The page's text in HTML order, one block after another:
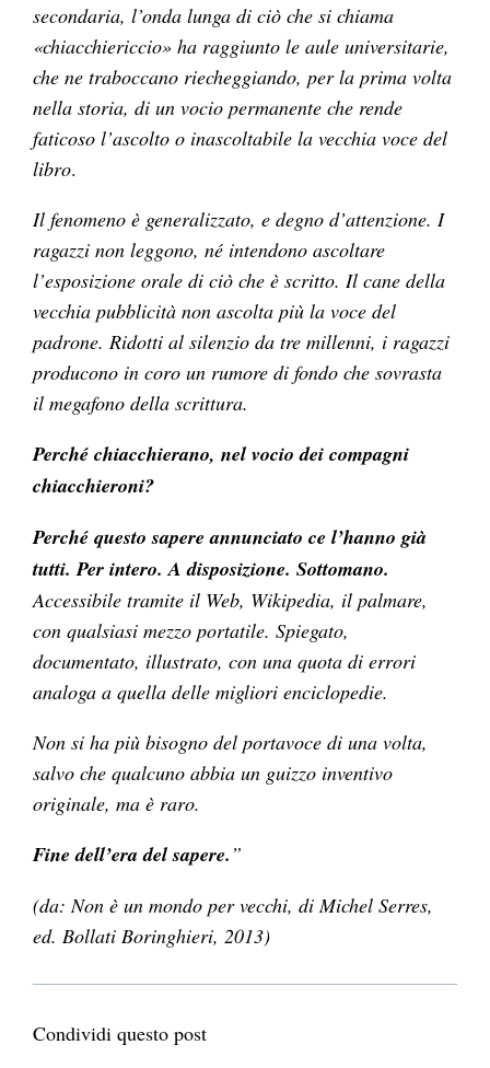
secondaria, l’onda lunga di ciò che si chiama
«chiacchiericcio» ha raggiunto le aule universitarie,
che ne traboccano riecheggiando, per la prima volta
nella storia, di un vocio permanente che rende
faticoso l’ascolto o inascoltabile la vecchia voce del
libro.
Il fenomeno è generalizzato, e degno d’attenzione. I
ragazzi non leggono, né intendono ascoltare
l’esposizione orale di ciò che è scritto. Il cane della
vecchia pubblicità non ascolta più la voce del
padrone. Ridotti al silenzio da tre millenni, i ragazzi
producono in coro un rumore di fondo che sovrasta
il megafono della scrittura.
Perché chiacchierano, nel vocio dei compagni
chiacchieroni?
Perché questo sapere annunciato ce l’hanno già
tutti. Per intero. A disposizione. Sottomano.
Accessibile tramite il Web, Wikipedia, il palmare,
con qualsiasi mezzo portatile. Spiegato,
documentato, illustrato, con una quota di errori
analoga a quella delle migliori enciclopedie.
Non si ha più bisogno del portavoce di una volta,
salvo che qualcuno abbia un guizzo inventivo
originale, ma è raro.
Fine dell’era del sapere. ”
(da: Non è un mondo per vecchi, di Michel Serres,
ed. Bollati Boringhieri, 2013)
Condividi questo post